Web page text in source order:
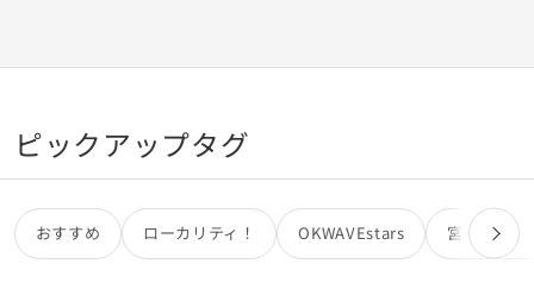
ピックアップタグ
おすすめ ローカリティ！ OKWAVEstars 宮田カオリ